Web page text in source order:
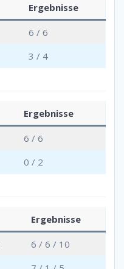
Ergebnisse
6 / 6
3 / 4
Ergebnisse
6 / 6
0 / 2
Ergebnisse
6 / 6 / 10